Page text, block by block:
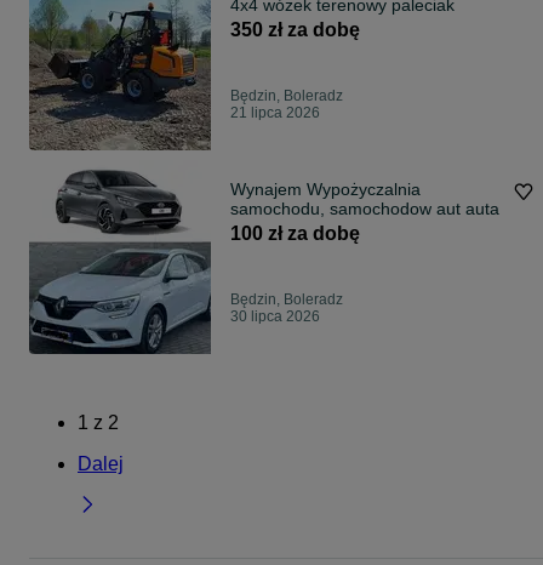
4x4 wózek terenowy paleciak
350 zł za dobę
Będzin, Boleradz
21 lipca 2026
Wynajem Wypożyczalnia
samochodu, samochodow aut auta
100 zł za dobę
Będzin, Boleradz
30 lipca 2026
1 z 2
Dalej